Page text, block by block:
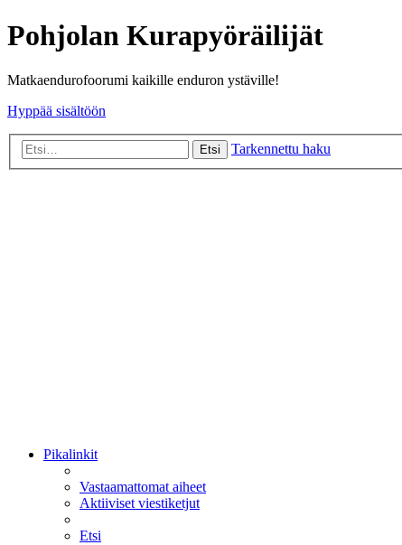
Pohjolan Kurapyöräilijät
Matkaendurofoorumi kaikille enduron ystäville!
Hyppää sisältöön
Etsi Tarkennettu haku
Pikalinkit
Vastaamattomat aiheet
Aktiiviset viestiketjut
Etsi